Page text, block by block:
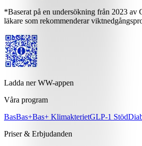
*Baserat på en undersökning från 2023 av
läkare som rekommenderar
Ladda ner WW-appen
Våra program
BasBas+Bas+ KlimakterietGLP-1 Stöd
Priser & Erbjudanden